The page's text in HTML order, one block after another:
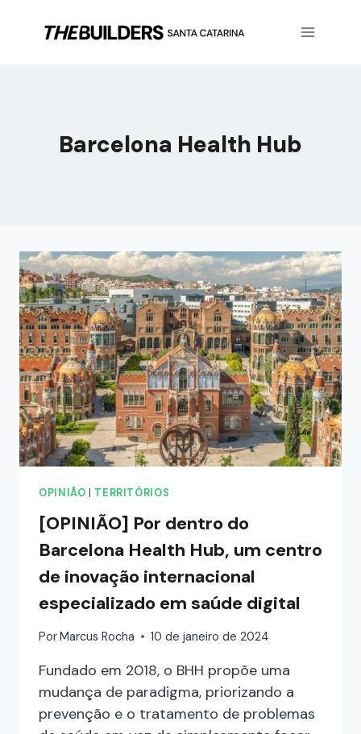
Barcelona Health Hub
OPINIÃO TERRITÓRIOS
[OPINIÃO] Por dentro do
Barcelona Health Hub, um centro
de inovação internacional
especializado em saúde digital
PorMarcus Rocha 10 de janeiro de 2024
Fundado em 2018, o BHH propõe uma
mudança de paradigma, priorizando a
prevenção e o tratamento de problemas